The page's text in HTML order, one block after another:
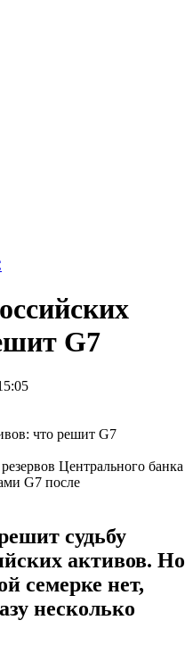
G7
Центрального банка
G7 после
судьбу
активов. Но
семерке нет,
несколько